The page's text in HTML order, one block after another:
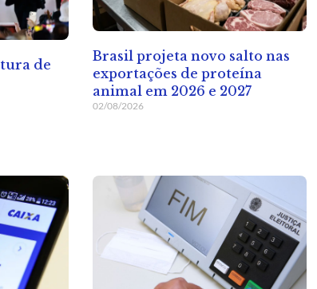
de
Brasil projeta novo salto nas
exportações de proteína
animal em 2026 e 2027
02/08/2026